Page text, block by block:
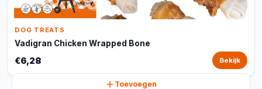
DOG TREATS
Vadigran Chicken Wrapped Bone
€6,28 Bekijk
Toevoegen